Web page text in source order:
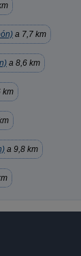
a 7,7 km
a 8,6 km
km
a 9,8 km